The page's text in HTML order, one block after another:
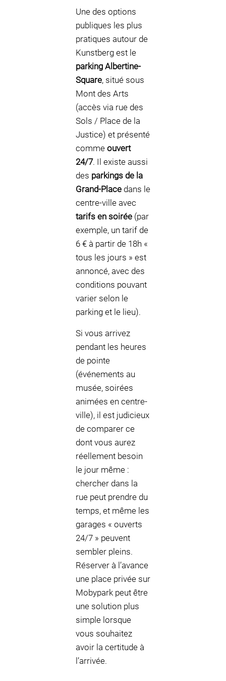
Une des options
publiques les plus
pratiques autour de
Kunstberg est le
parking Albertine-
Square, situé sous
Mont des Arts
(accès via rue des
Sols / Place de la
Justice) et présenté
comme ouvert
24/7. Il existe aussi
des parkings de la
Grand-Place dans le
centre-ville avec
tarifs en soirée (par
exemple, un tarif de
6 € à partir de 18h «
tous les jours » est
annoncé, avec des
conditions pouvant
varier selon le
parking et le lieu).
Si vous arrivez
pendant les heures
de pointe
(événements au
musée, soirées
animées en centre-
ville), il est judicieux
de comparer ce
dont vous aurez
réellement besoin
le jour même :
chercher dans la
rue peut prendre du
temps, et même les
garages « ouverts
24/7 » peuvent
sembler pleins.
Réserver à l’avance
une place privée sur
Mobypark peut être
une solution plus
simple lorsque
vous souhaitez
avoir la certitude à
l’arrivée.